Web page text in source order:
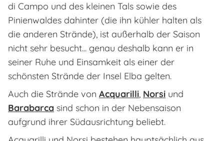
di Campo und des kleinen Tals sowie des
Pinienwaldes dahinter (die ihn kühler halten als
die anderen Strände), ist außerhalb der Saison
nicht sehr besucht... genau deshalb kann er in
seiner Ruhe und Einsamkeit als einer der
schönsten Strände der Insel Elba gelten.
Auch die Strände von Acquarilli, Norsi und
Barabarca sind schon in der Nebensaison
aufgrund ihrer Südausrichtung beliebt.